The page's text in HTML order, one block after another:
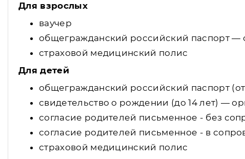
Для взрослых
ваучер
общегражданский российский паспорт —
страховой медицинский полис
Для детей
общегражданский российский паспорт
свидетельство о рождении (до 14 лет) —
согласие родителей письменное - без
согласие родителей письменное - в
страховой медицинский полис